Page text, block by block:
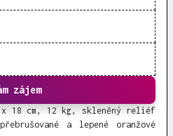
zájem
x 18 cm, 12 kg, skleněný reliéf
a lepené oranžové